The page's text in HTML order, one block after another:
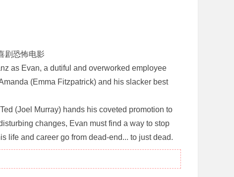
剧恐怖电影
as Evan, a dutiful and overworked employee
(Emma Fitzpatrick) and his slacker best
(Joel Murray) hands his coveted promotion to
changes, Evan must find a way to stop
life and career go from dead-end... to just dead.